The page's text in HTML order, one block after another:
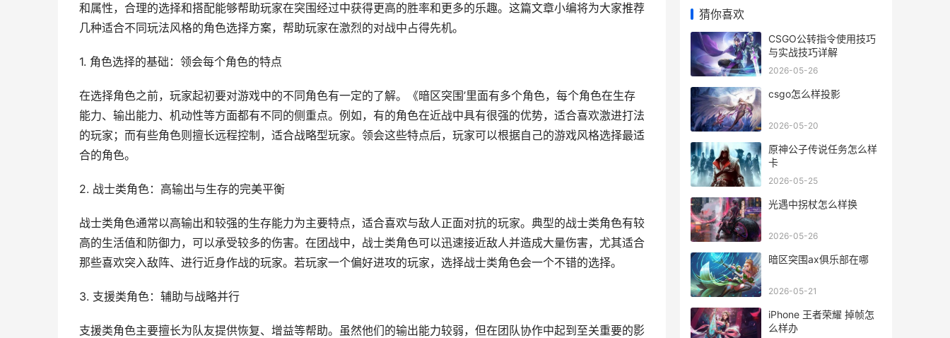
和属性，合理的选择和搭配能够帮助玩家在突围经过中获得更高的胜率和更多的乐趣。这篇文章小编将为大家推荐
几种适合不同玩法风格的角色选择方案，帮助玩家在激烈的对战中占得先机。
1. 角色选择的基础：领会每个角色的特点
在选择角色之前，玩家起初要对游戏中的不同角色有一定的了解。《暗区突围’里面有多个角色，每个角色在生存
能力、输出能力、机动性等方面都有不同的侧重点。例如，有的角色在近战中具有很强的优势，适合喜欢激进打法
的玩家；而有些角色则擅长远程控制，适合战略型玩家。领会这些特点后，玩家可以根据自己的游戏风格选择最适
合的角色。
2. 战士类角色：高输出与生存的完美平衡
战士类角色通常以高输出和较强的生存能力为主要特点，适合喜欢与敌人正面对抗的玩家。典型的战士类角色有较
高的生活值和防御力，可以承受较多的伤害。在团战中，战士类角色可以迅速接近敌人并造成大量伤害，尤其适合
那些喜欢突入敌阵、进行近身作战的玩家。若玩家一个偏好进攻的玩家，选择战士类角色会一个不错的选择。
3. 支援类角色：辅助与战略并行
支援类角色主要擅长为队友提供恢复、增益等帮助。虽然他们的输出能力较弱，但在团队协作中起到至关重要的影
猜你喜欢
CSGO公转指令使用技巧
与实战技巧详解
2026-05-26
csgo怎么样投影
2026-05-20
原神公子传说任务怎么样
卡
2026-05-25
光遇中拐杖怎么样换
2026-05-26
暗区突围ax俱乐部在哪
2026-05-21
iPhone 王者荣耀 掉帧怎
么样办